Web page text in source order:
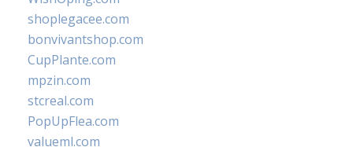
shoplegacee.com
bonvivantshop.com
CupPlante.com
mpzin.com
stcreal.com
PopUpFlea.com
valueml.com